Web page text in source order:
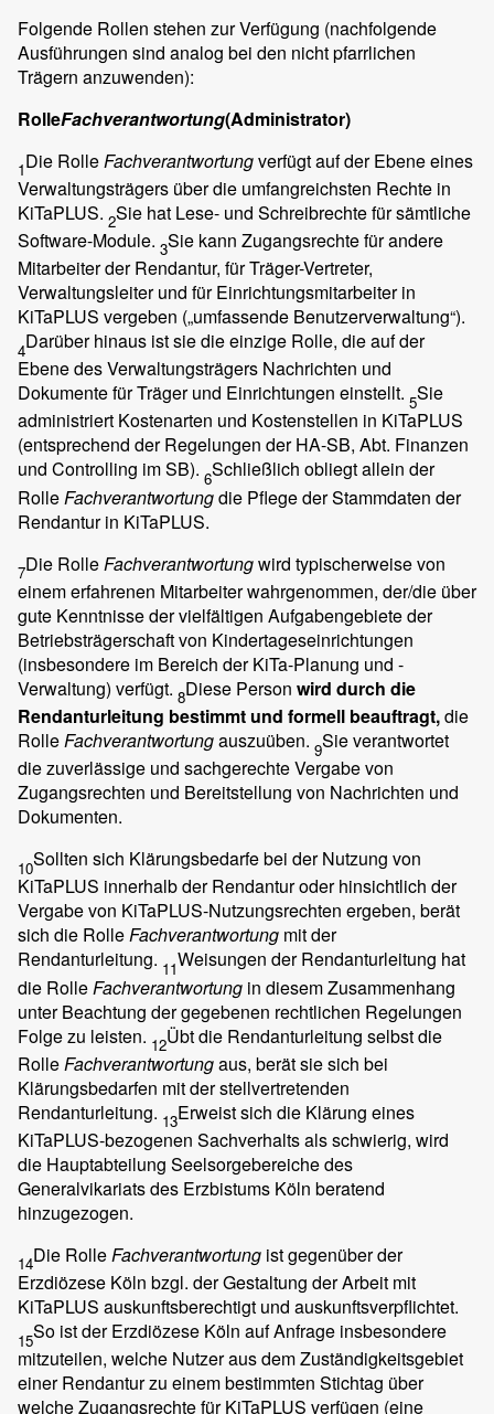
Folgende Rollen stehen zur Verfügung (nachfolgende
Ausführungen sind analog bei den nicht pfarrlichen
Trägern anzuwenden):
RolleFachverantwortung(Administrator)
1Die Rolle Fachverantwortungverfügt auf der Ebene eines
Verwaltungsträgers über die umfangreichsten Rechte in
KiTaPLUS. 2Sie hat Lese- und Schreibrechte für sämtliche
Software-Module. 3Sie kann Zugangsrechte für andere
Mitarbeiter der Rendantur, für Träger-Vertreter,
Verwaltungsleiter und für Einrichtungsmitarbeiter in
KiTaPLUS vergeben („umfassende Benutzerverwaltung“).
4Darüber hinaus ist sie die einzige Rolle, die auf der
Ebene des Verwaltungsträgers Nachrichten und
Dokumente für Träger und Einrichtungen einstellt. 5Sie
administriert Kostenarten und Kostenstellen in KiTaPLUS
(entsprechend der Regelungen der HA-SB, Abt. Finanzen
und Controlling im SB). 6Schließlich obliegt allein der
RolleFachverantwortungdie Pflege der Stammdaten der
Rendantur in KiTaPLUS.
7Die RolleFachverantwortungwird typischerweise von
einem erfahrenen Mitarbeiter wahrgenommen, der/die über
gute Kenntnisse der vielfältigen Aufgabengebiete der
Betriebsträgerschaft von Kindertageseinrichtungen
(insbesondere im Bereich der KiTa-Planung und -
Verwaltung) verfügt. 8Diese Person wird durch die
Rendanturleitung bestimmt und formell beauftragt,die
RolleFachverantwortungauszuüben. 9Sie verantwortet
die zuverlässige und sachgerechte Vergabe von
Zugangsrechten und Bereitstellung von Nachrichten und
Dokumenten.
10Sollten sich Klärungsbedarfe bei der Nutzung von
KiTaPLUS innerhalb der Rendantur oder hinsichtlich der
Vergabe von KiTaPLUS-Nutzungsrechten ergeben, berät
sich die RolleFachverantwortung mit der
Rendanturleitung. 11Weisungen der Rendanturleitung hat
die Rolle Fachverantwortung in diesem Zusammenhang
unter Beachtung der gegebenen rechtlichen Regelungen
Folge zu leisten. 12Übt die Rendanturleitung selbst die
RolleFachverantwortungaus, berät sie sich bei
Klärungsbedarfen mit der stellvertretenden
Rendanturleitung. 13Erweist sich die Klärung eines
KiTaPLUS-bezogenen Sachverhalts als schwierig, wird
die Hauptabteilung Seelsorgebereiche des
Generalvikariats des Erzbistums Köln beratend
hinzugezogen.
14Die RolleFachverantwortung ist gegenüber der
Erzdiözese Köln bzgl. der Gestaltung der Arbeit mit
KiTaPLUS auskunftsberechtigt und auskunftsverpflichtet.
15So ist der Erzdiözese Köln auf Anfrage insbesondere
mitzuteilen, welche Nutzer aus dem Zuständigkeitsgebiet
einer Rendantur zu einem bestimmten Stichtag über
welche Zugangsrechte für KiTaPLUS verfügen (eine